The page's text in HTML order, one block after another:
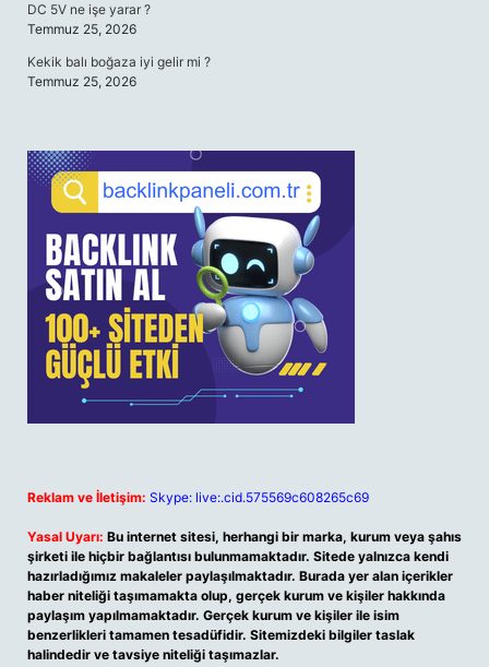
DC 5V ne işe yarar ?
Temmuz 25, 2026
Kekik balı boğaza iyi gelir mi ?
Temmuz 25, 2026
Reklam ve İletişim: Skype: live:.cid.575569c608265c69
Yasal Uyarı: Bu internet sitesi, herhangi bir marka, kurum veya şahıs
şirketi ile hiçbir bağlantısı bulunmamaktadır. Sitede yalnızca kendi
hazırladığımız makaleler paylaşılmaktadır. Burada yer alan içerikler
haber niteliği taşımamakta olup, gerçek kurum ve kişiler hakkında
paylaşım yapılmamaktadır. Gerçek kurum ve kişiler ile isim
benzerlikleri tamamen tesadüfidir. Sitemizdeki bilgiler taslak
halindedir ve tavsiye niteliği taşımazlar.